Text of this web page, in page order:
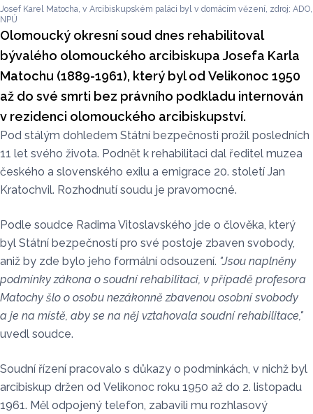
Josef Karel Matocha, v Arcibiskupském paláci byl v domácím vězení, zdroj: ADO,
NPÚ
Olomoucký okresní soud dnes rehabilitoval
bývalého olomouckého arcibiskupa Josefa Karla
Matochu (1889-1961), který byl od Velikonoc 1950
až do své smrti bez právního podkladu internován
v rezidenci olomouckého arcibiskupství.
Pod stálým dohledem Státní bezpečnosti prožil posledních
11 let svého života. Podnět k rehabilitaci dal ředitel muzea
českého a slovenského exilu a emigrace 20. století Jan
Kratochvil. Rozhodnutí soudu je pravomocné.
Podle soudce Radima Vitoslavského jde o člověka, který
byl Státní bezpečností pro své postoje zbaven svobody,
aniž by zde bylo jeho formální odsouzení. "Jsou naplněny
podmínky zákona o soudní rehabilitaci, v případě profesora
Matochy šlo o osobu nezákonně zbavenou osobní svobody
a je na místě, aby se na něj vztahovala soudní rehabilitace,"
uvedl soudce.
Soudní řízení pracovalo s důkazy o podmínkách, v nichž byl
arcibiskup držen od Velikonoc roku 1950 až do 2. listopadu
1961. Měl odpojený telefon, zabavili mu rozhlasový